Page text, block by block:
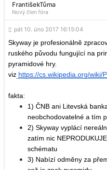
FrantišekTůma
Nový člen fóra
pát 10. úno 2017 16:15:04
Skyway je profesionálně
ruského původu fungující na
pyramidové hry.
viz https://cs.wikipedia.org/wiki/
fakta:
1) ČNB ani Litevská
neobchodovatelné a tím
2) Skyway vyplácí
zatím nic
schématu
3) Nabízí odměny za